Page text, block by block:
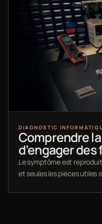
DIAGNOSTIC
Comprendre
d’engager des
Le symptôme est
et seules les pièces utiles